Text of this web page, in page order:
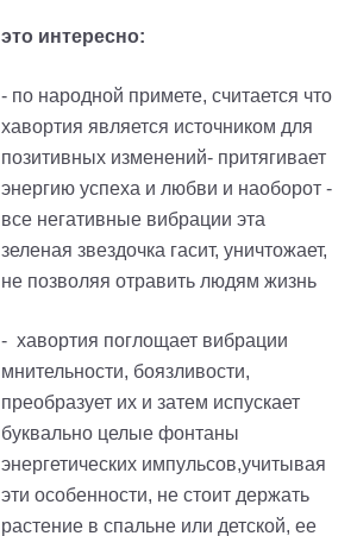
это интересно:
- по народной примете, считается что
хавортия является источником для
позитивных изменений- притягивает
энергию успеха и любви и наоборот -
все негативные вибрации эта
зеленая звездочка гасит, уничтожает,
не позволяя отравить людям жизнь
- хавортия поглощает вибрации
мнительности, боязливости,
преобразует их и затем испускает
буквально целые фонтаны
энергетических импульсов,учитывая
эти особенности, не стоит держать
растение в спальне или детской, ее